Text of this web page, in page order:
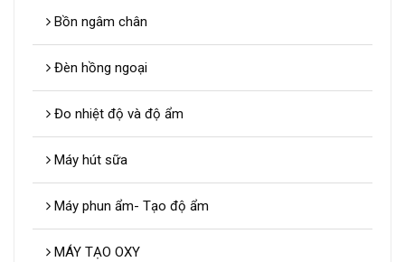
Bồn ngâm chân
Đèn hồng ngoại
Đo nhiệt độ và độ ẩm
Máy hút sữa
Máy phun ẩm- Tạo độ ẩm
MÁY TẠO OXY